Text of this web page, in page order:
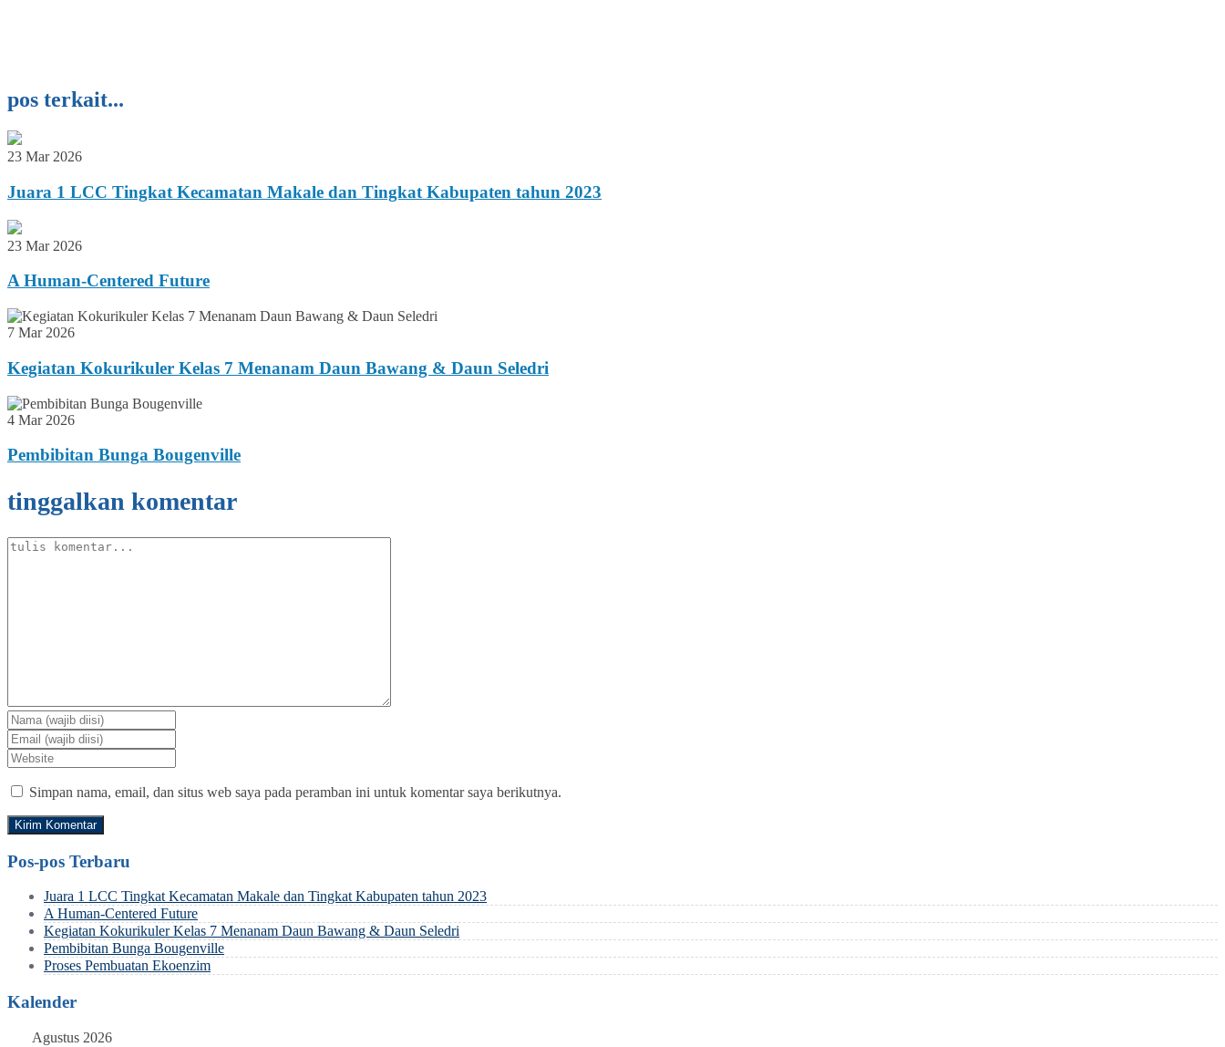
pos terkait...
23 Mar 2026
Juara 1 LCC Tingkat Kecamatan Makale dan Tingkat Kabupaten tahun 2023
23 Mar 2026
A Human-Centered Future
7 Mar 2026
Kegiatan Kokurikuler Kelas 7 Menanam Daun Bawang & Daun Seledri
4 Mar 2026
Pembibitan Bunga Bougenville
tinggalkan komentar
Simpan nama, email, dan situs web saya pada peramban ini untuk komentar saya berikutnya.
Pos-pos Terbaru
Juara 1 LCC Tingkat Kecamatan Makale dan Tingkat Kabupaten tahun 2023
A Human-Centered Future
Kegiatan Kokurikuler Kelas 7 Menanam Daun Bawang & Daun Seledri
Pembibitan Bunga Bougenville
Proses Pembuatan Ekoenzim
Kalender
Agustus 2026